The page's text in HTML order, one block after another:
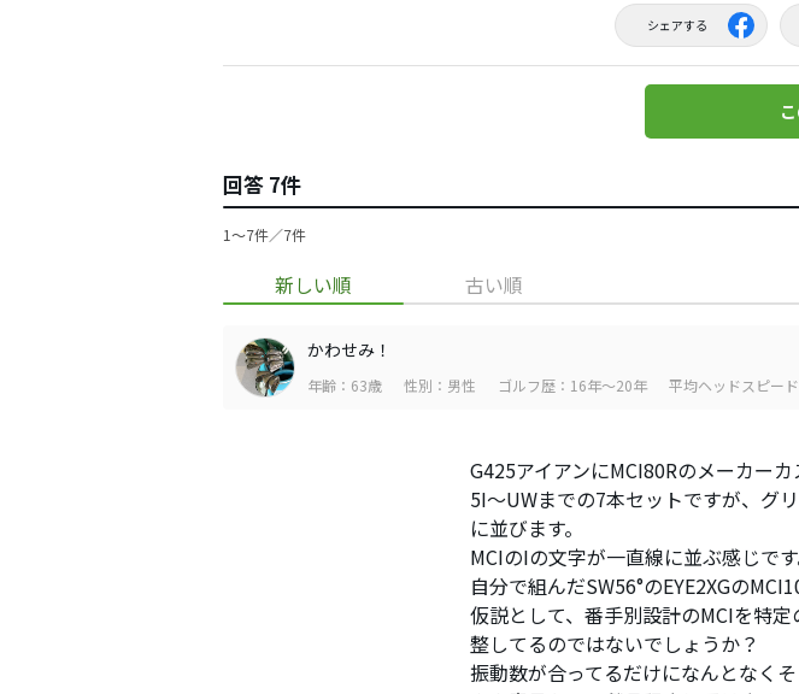
シェアする
回答 7件
1〜7件／7件
新しい順 古い順
かわせみ！
年齢：63歳 性別：男性 ゴルフ歴：16年～20年 平均ヘッドスピー
G425アイアンにMCI80Rのメーカーカ
5I～UWまでの7本セットですが、グ
に並びます。
MCIのIの文字が一直線に並ぶ感じです
自分で組んだSW56°のEYE2XGの
仮説として、番手別設計のMCIを特
整してるのではないでしょうか？
振動数が合ってるだけになんとなく